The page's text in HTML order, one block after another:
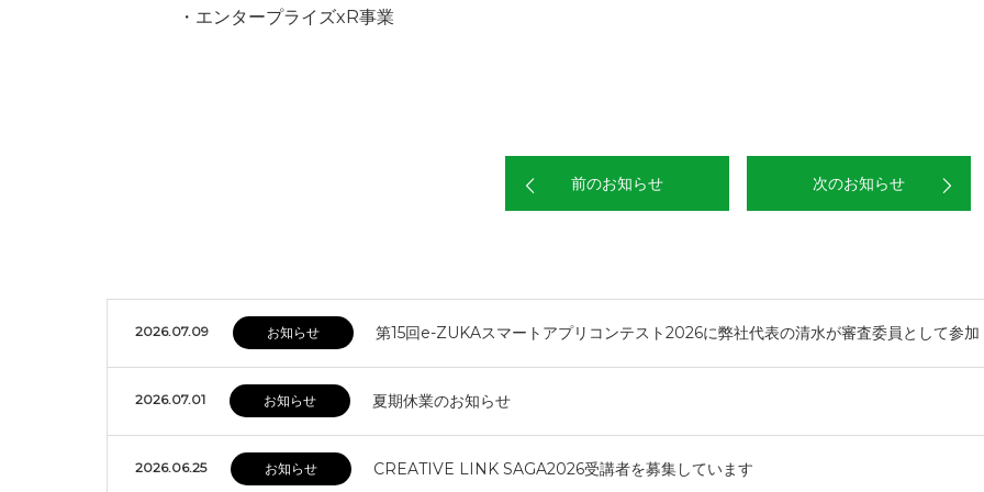
・エンタープライズxR事業
前のお知らせ 次のお知らせ
2026.07.09 お知らせ 第15回e-ZUKAスマートアプリコンテスト2026に弊社代表の清水が審査委員として参加
2026.07.01 お知らせ 夏期休業のお知らせ
2026.06.25 お知らせ CREATIVE LINK SAGA2026受講者を募集しています